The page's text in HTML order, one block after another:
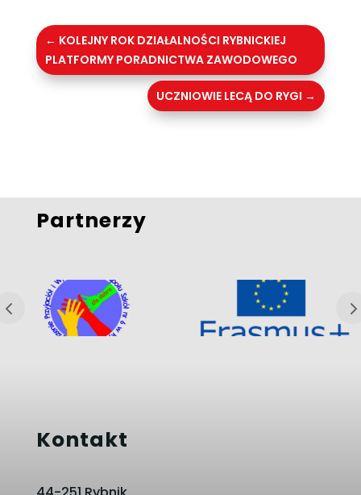
← KOLEJNY ROK DZIAŁALNOŚCI RYBNICKIEJ
PLATFORMY PORADNICTWA ZAWODOWEGO
UCZNIOWIE LECĄ DO RYGI →
Partnerzy
Kontakt